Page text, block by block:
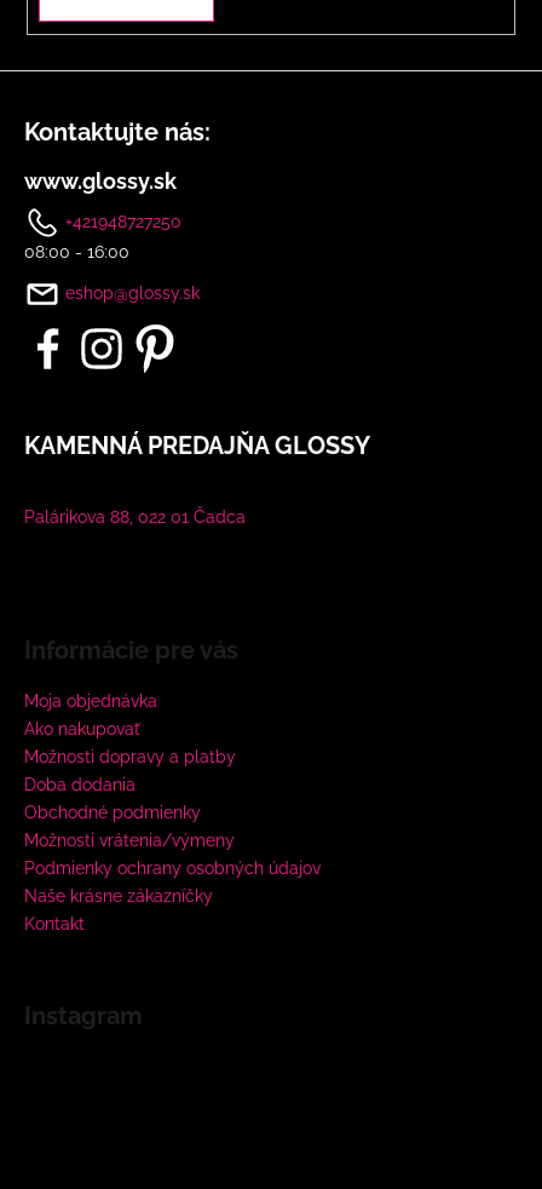
s
u
Kontaktujte nás:
www.glossy.sk
+421948727250
08:00 - 16:00
eshop@glossy.sk
KAMENNÁ PREDAJŇA GLOSSY
Palárikova 88, 022 01 Čadca
Informácie pre vás
Moja objednávka
Ako nakupovať
Možnosti dopravy a platby
Doba dodania
Obchodné podmienky
Možnosti vrátenia/výmeny
Podmienky ochrany osobných údajov
Naše krásne zákazníčky
Kontakt
Instagram